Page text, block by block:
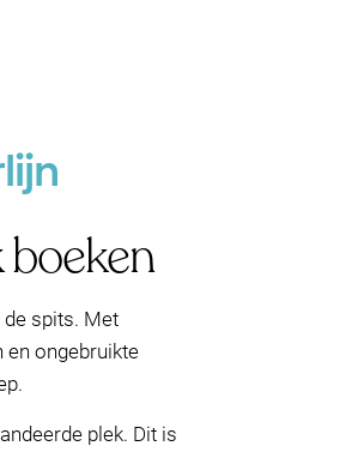
spits. Met
en ongebruikte
plek. Dit is